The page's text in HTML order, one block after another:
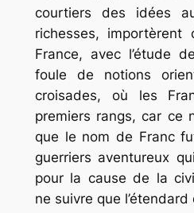
courtiers des idées
richesses,
France, avec l’étude
foule de notions
croisades, où les
premiers rangs, car ce
que le nom de Franc
guerriers aventureux
pour la cause de la
ne suivre que